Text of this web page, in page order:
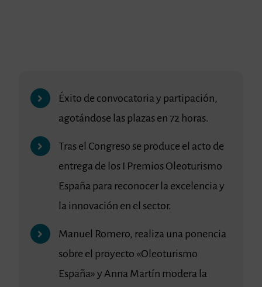
Éxito de convocatoria y partipación,
agotándose las plazas en 72 horas.
Tras el Congreso se produce el acto de
entrega de los I Premios Oleoturismo
España para reconocer la excelencia y
la innovación en el sector.
Manuel Romero, realiza una ponencia
sobre el proyecto «Oleoturismo
España» y Anna Martín modera la